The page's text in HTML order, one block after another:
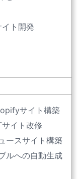
ト開発
サイト構築
イト改修
ースサイト構築
ルへの自動生成